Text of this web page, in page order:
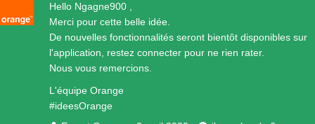
Hello Ngagne900 ,
Merci pour cette belle idée.
De nouvelles fonctionnalités seront bientôt disponibles sur
l'application, restez connecter pour ne rien rater.
Nous vous remercions.
L'équipe Orange
#ideesOrange